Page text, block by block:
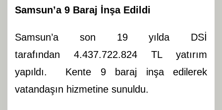
Samsun’a 9 Baraj İnşa Edildi
Samsun’a son 19 yılda DSİ
tarafından 4.437.722.824 TL yatırım
yapıldı. Kente 9 baraj inşa edilerek
vatandaşın hizmetine sunuldu.